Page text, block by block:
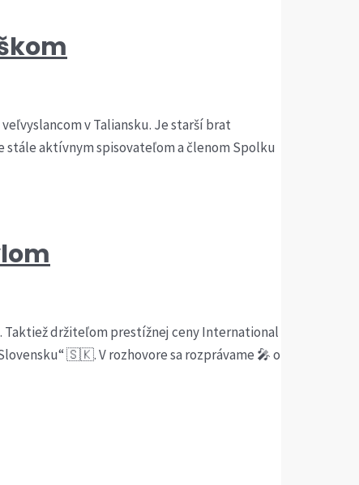
v Taliansku. Je starší brat
stále aktívnym spisovateľom a členom Spolku
Taktiež držiteľom prestížnej ceny International
🇸🇰. V rozhovore sa rozprávame 🎤 o